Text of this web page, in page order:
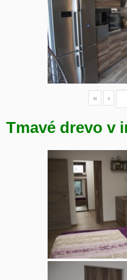
« ‹
Tmavé drevo v